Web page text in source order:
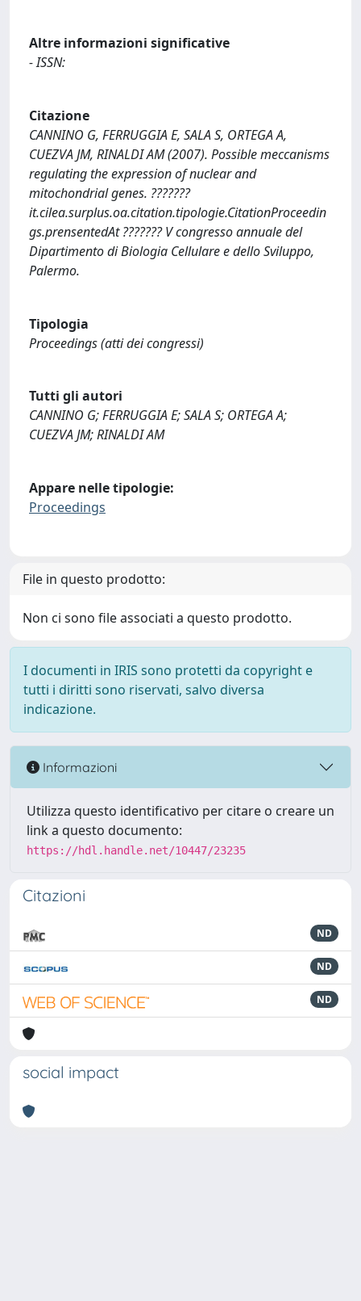
Altre informazioni significative
- ISSN:
Citazione
CANNINO G, FERRUGGIA E, SALA S, ORTEGA A,
CUEZVA JM, RINALDI AM (2007). Possible meccanisms
regulating the expression of nuclear and
mitochondrial genes. ???????
it.cilea.surplus.oa.citation.tipologie.CitationProceedin
gs.prensentedAt ??????? V congresso annuale del
Dipartimento di Biologia Cellulare e dello Sviluppo,
Palermo.
Tipologia
Proceedings (atti dei congressi)
Tutti gli autori
CANNINO G; FERRUGGIA E; SALA S; ORTEGA A;
CUEZVA JM; RINALDI AM
Appare nelle tipologie:
Proceedings
File in questo prodotto:
Non ci sono file associati a questo prodotto.
I documenti in IRIS sono protetti da copyright e
tutti i diritti sono riservati, salvo diversa
indicazione.
Informazioni
Utilizza questo identificativo per citare o creare un
link a questo documento:
https://hdl.handle.net/10447/23235
Citazioni
ND
ND
ND
social impact